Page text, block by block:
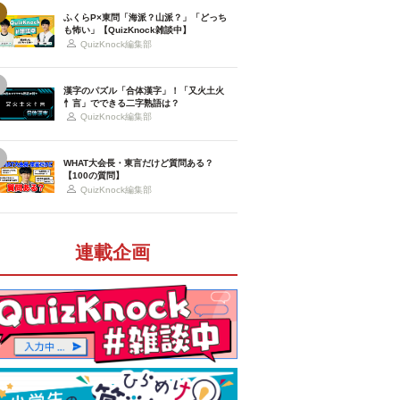
ふくらP×東問「海派？山派？」「どっち
も怖い」【QuizKnock雑談中】
QuizKnock編集部
漢字のパズル「合体漢字」！「又火土火
忄言」でできる二字熟語は？
QuizKnock編集部
WHAT大会長・東言だけど質問ある？
【100の質問】
QuizKnock編集部
連載企画